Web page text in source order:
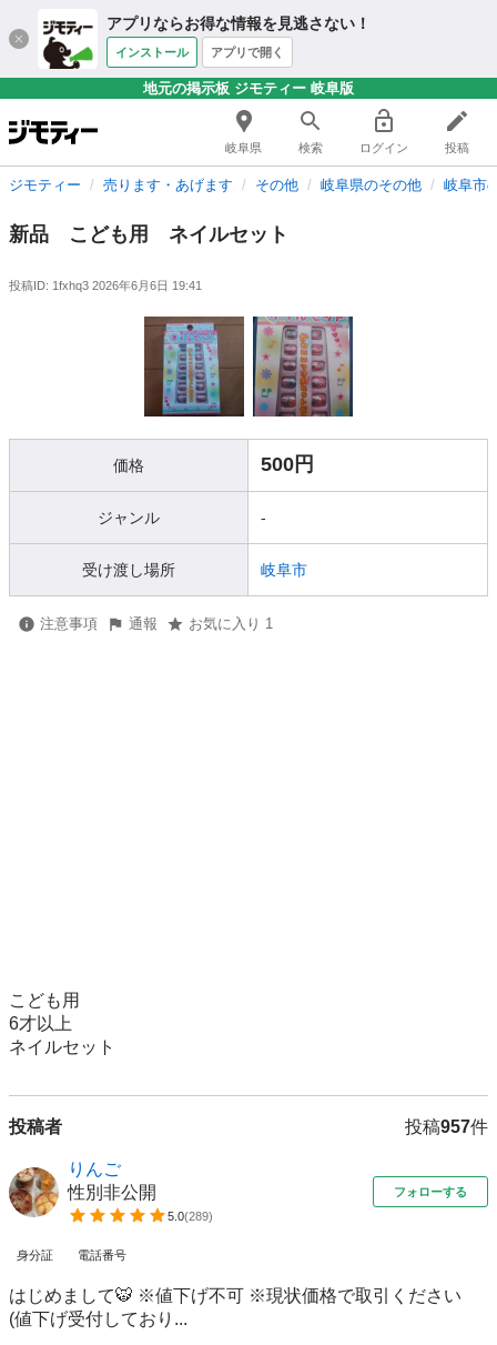
アプリならお得な情報を見逃さない！
インストール アプリで開く
地元の掲示板 ジモティー 岐阜版
岐阜県 検索 ログイン 投稿
ジモティー 売ります・あげます その他 岐阜県のその他 岐阜市
新品 こども用 ネイルセット
投稿ID: 1fxhq3 2026年6月6日 19:41
価格 500円
ジャンル -
受け渡し場所 岐阜市
注意事項 通報 お気に入り 1
こども用
6才以上
ネイルセット
投稿者 投稿957件
りんご
性別非公開
5.0(289)
フォローする
身分証 電話番号
はじめまして🐯 ※値下げ不可 ※現状価格で取引ください
(値下げ受付しており...